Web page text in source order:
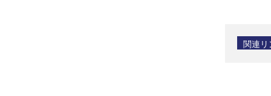
関連リ